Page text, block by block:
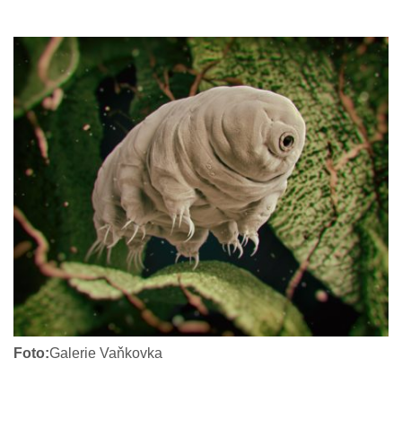
Foto:Galerie Vaňkovka